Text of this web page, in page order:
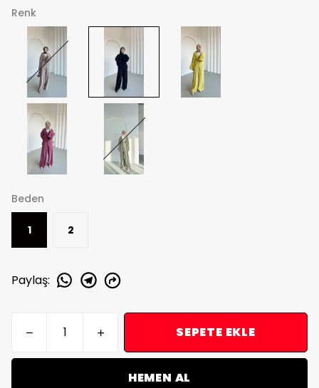
Renk
Beden
1 2
Paylaş:
SEPETE EKLE
HEMEN AL